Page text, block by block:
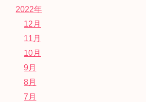
2022年
12月
11月
10月
9月
8月
7月